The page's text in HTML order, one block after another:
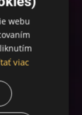
webu
viac